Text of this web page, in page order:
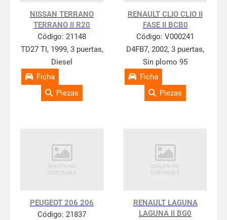
NISSAN TERRANO
TERRANO II R20
Código: 21148
TD27 TI, 1999, 3 puertas,
Diesel
Ficha
Piezas
RENAULT CLIO CLIO II
FASE II BCB0
Código: V000241
D4FB7, 2002, 3 puertas,
Sin plomo 95
Ficha
Piezas
PEUGEOT 206 206
Código: 21837
RENAULT LAGUNA
LAGUNA II BG0